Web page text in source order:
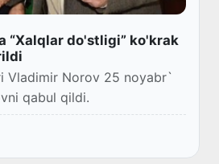
“Xalqlar do'stligi” ko'krak
Vladimir Norov 25 noyabr`
qabul qildi.